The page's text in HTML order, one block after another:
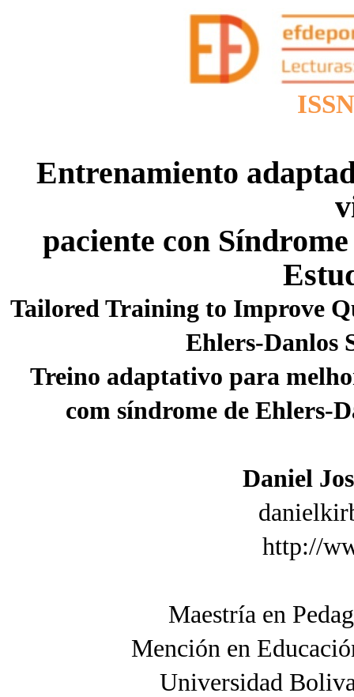
Entrenamiento
paciente con
Tailored Training to Improve
Ehlers-Danlos
Treino adaptativo para
com síndrome de Ehlers-
Daniel
http://
Maestría en
Mención en
Universidad